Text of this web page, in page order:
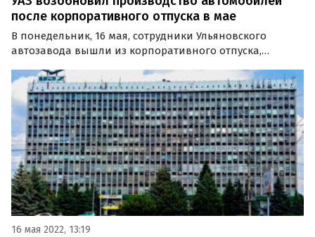
после корпоративного отпуска в мае
В понедельник, 16 мая, сотрудники Ульяновского
автозавода вышли из корпоративного отпуска,
уже возобновило производство новых автомобилей,
сообщает информационное агентство «Интерфакс» со
ссылкой на…
16 мая 2022, 13:19